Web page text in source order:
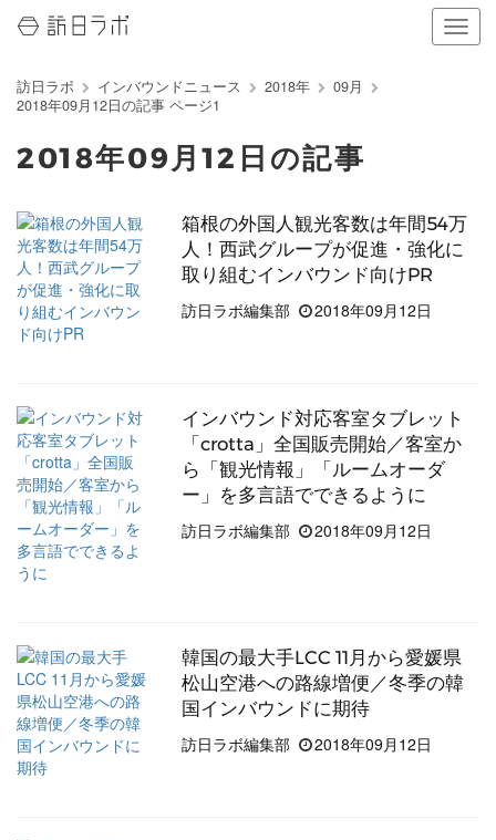
ナ
ビ
示
を
訪日ラボ インバウンドニュース 2018年
09月
2018年09月12日の記事 ページ1
2018年09月12日の記事
箱根の外国人観光客数は年間54万
人！西武グループが促進・強化に
取り組むインバウンド向けPR
訪日ラボ編集部
2018年09月12日
インバウンド対応客室タブレット
「crotta」全国販売開始／客室か
ら「観光情報」「ルームオーダ
ー」を多言語でできるように
訪日ラボ編集部
2018年09月12日
韓国の最大手LCC 11月から愛媛県
松山空港への路線増便／冬季の韓
国インバウンドに期待
訪日ラボ編集部
2018年09月12日